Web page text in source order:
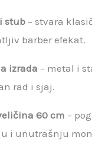
stub – stvara
barber efekat.
izrada – metal i
rad i sjaj.
60 cm –
i unutrašnju